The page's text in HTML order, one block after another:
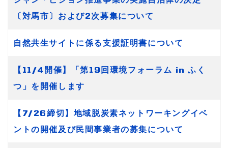
〔対馬市〕および2次募集について
自然共生サイトに係る支援証明書について
【11/4開催】「第19回環境フォーラム in ふく
つ」を開催します
【7/26締切】地域脱炭素ネットワーキングイベ
ントの開催及び民間事業者の募集について